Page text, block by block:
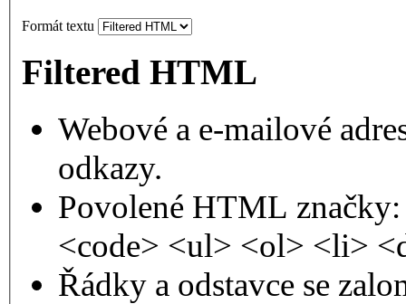
Formát textu
Filtered HTML
Webové a e-mailové
odkazy.
Povolené HTML
<code> <ul> <ol> <li>
Řádky a odstavce se